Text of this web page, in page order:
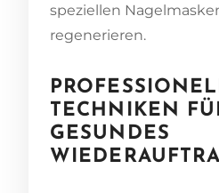
speziellen
regenerieren.
TECHNIKEN
GESUNDES